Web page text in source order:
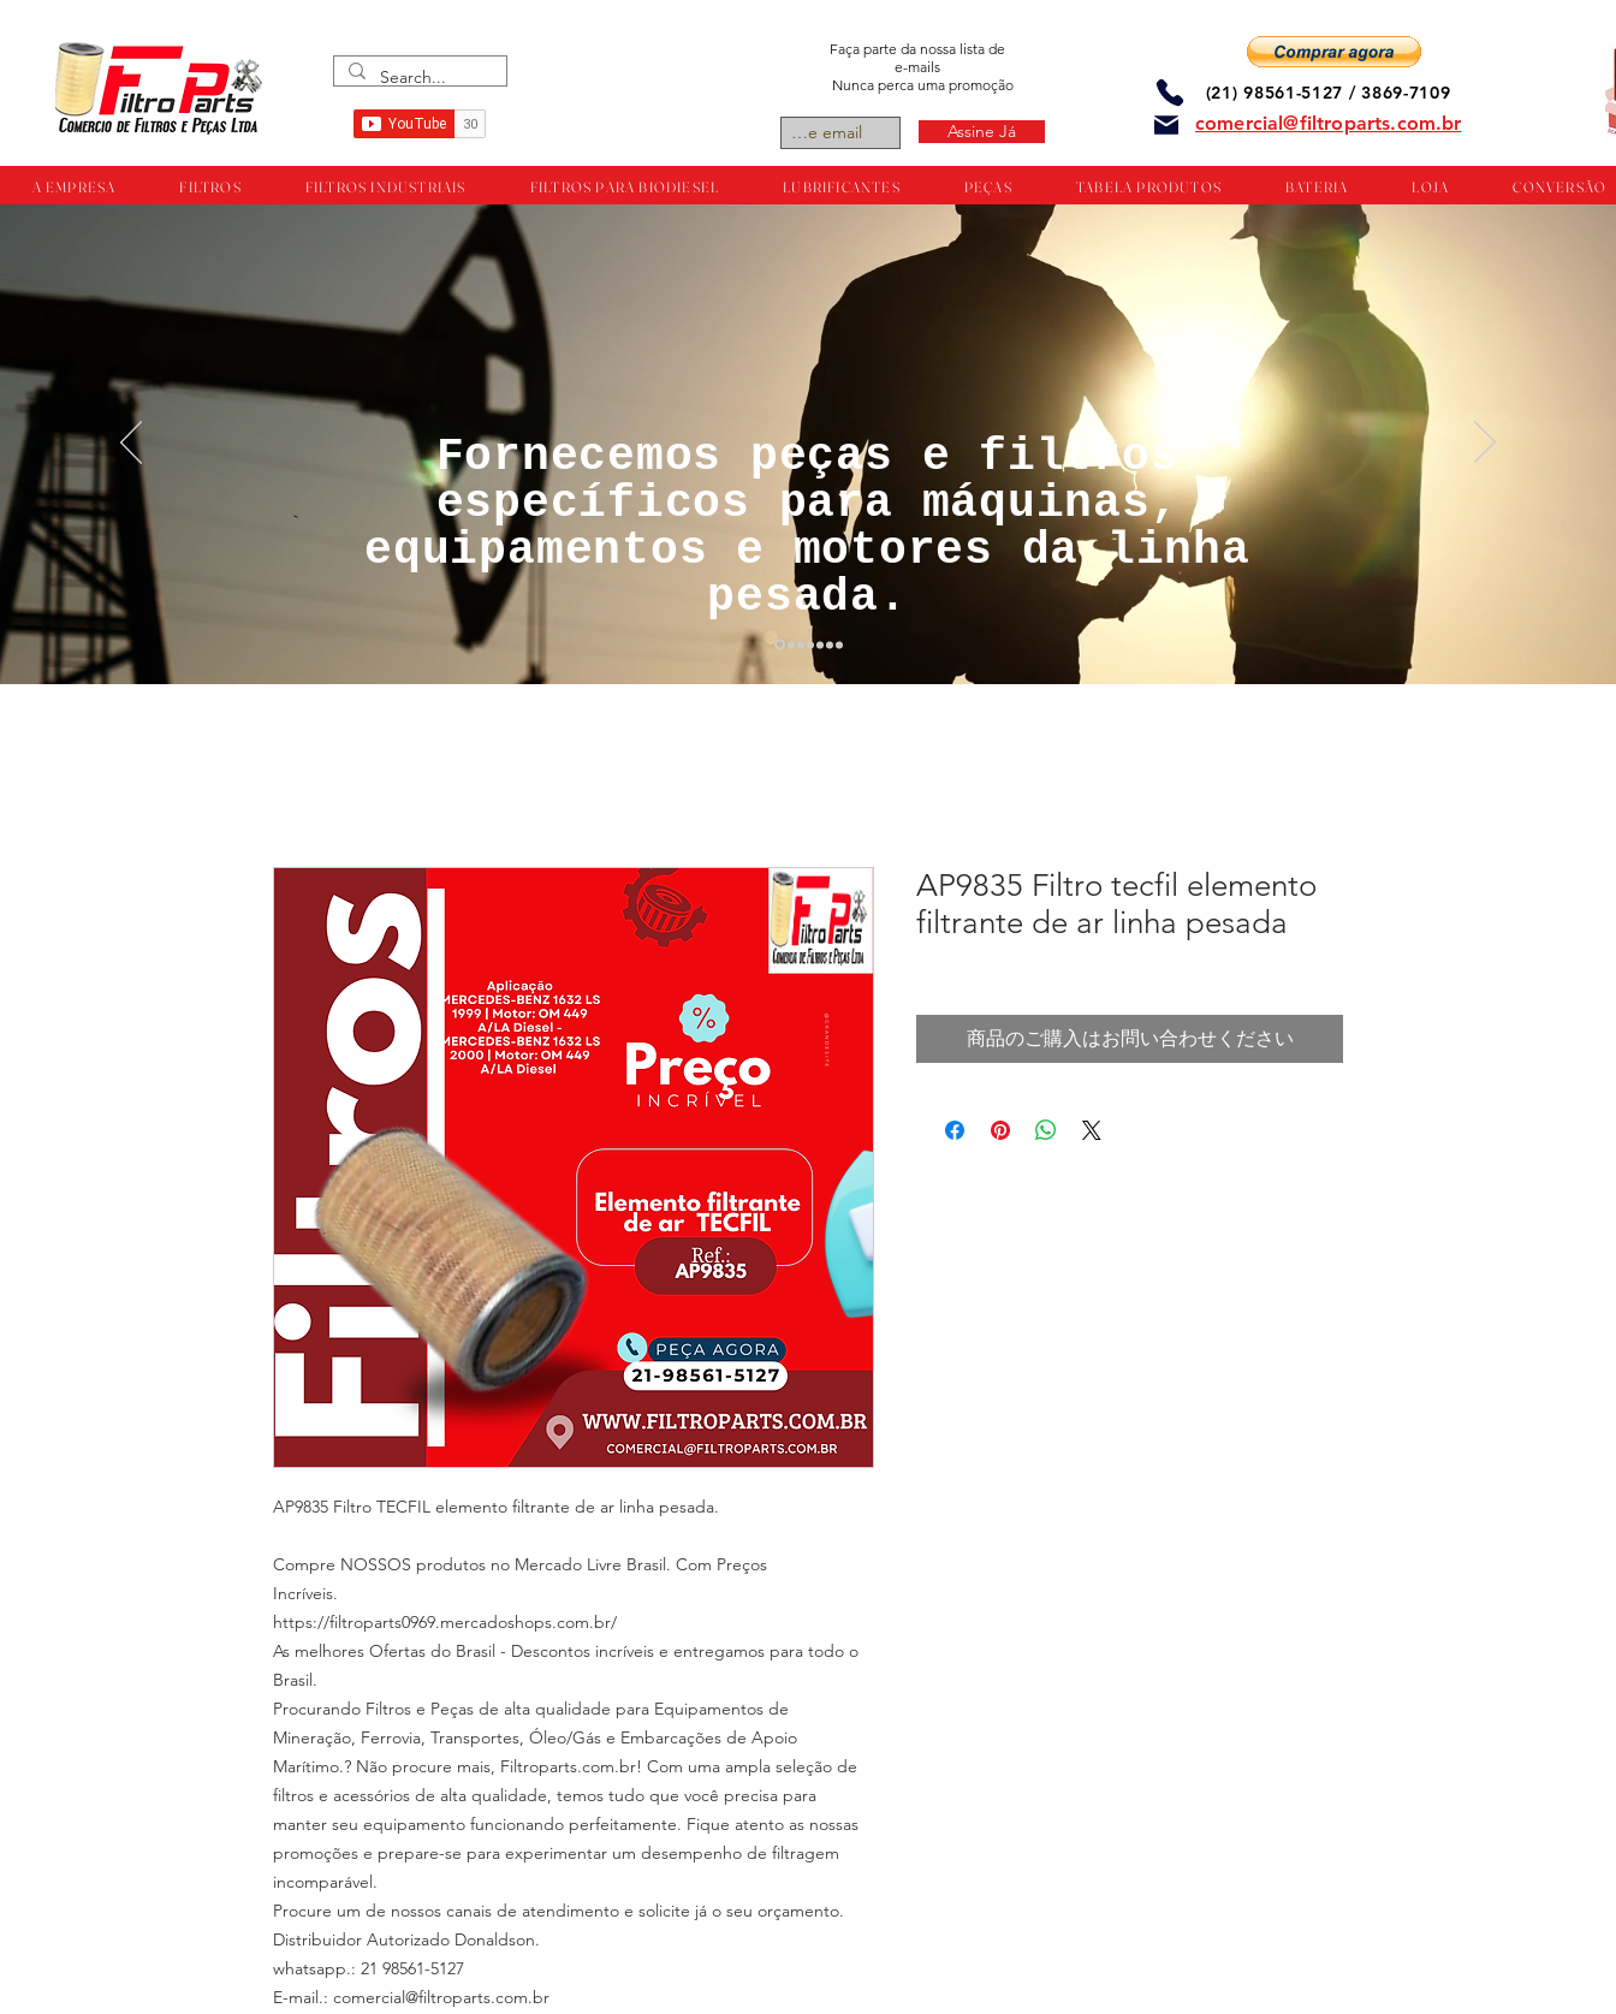
Faça parte da nossa lista de
e-mails
Nunca perca uma promoção
Assine Já
(21) 98561-5127 / 3869-7109
comercial@filtroparts.com.br
A EMPRESA FILTROS FILTROS INDUSTRIAIS FILTROS PARA BIODIESEL LUBRIFICANTES PEÇAS TABELA PRODUTOS BATERIA LOJA CONVERSÃO
™®©Todos os direitos reservador a
empresa Filtroparts.
Fornecemos peças e filtros
específicos para máquinas,
equipamentos e motores da linha
pesada.
AP9835 Filtro TECFIL elemento filtrante de ar linha pesada.
Compre NOSSOS produtos no Mercado Livre Brasil. Com Preços
Incríveis.
https://filtroparts0969.mercadoshops.com.br/
As melhores Ofertas do Brasil - Descontos incríveis e entregamos para todo o
Brasil.
Procurando Filtros e Peças de alta qualidade para Equipamentos de
Mineração, Ferrovia, Transportes, Óleo/Gás e Embarcações de Apoio
Marítimo.? Não procure mais, Filtroparts.com.br! Com uma ampla seleção de
filtros e acessórios de alta qualidade, temos tudo que você precisa para
manter seu equipamento funcionando perfeitamente. Fique atento as nossas
promoções e prepare-se para experimentar um desempenho de filtragem
incomparável.
Procure um de nossos canais de atendimento e solicite já o seu orçamento.
Distribuidor Autorizado Donaldson.
whatsapp.: 21 98561-5127
E-mail.: comercial@filtroparts.com.br
AP9835 Filtro tecfil elemento
filtrante de ar linha pesada
商品のご購入はお問い合わせください